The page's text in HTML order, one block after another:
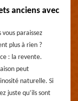
anciens avec
vous paraissez
plus à rien ?
: la revente.
peut
naturelle. Si
juste qu’ils sont